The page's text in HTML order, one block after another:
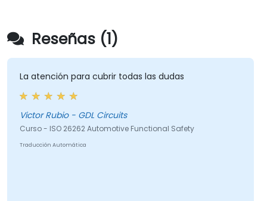
Reseñas (1)
La atención para cubrir todas las dudas
Victor Rubio - GDL Circuits
Curso - ISO 26262 Automotive Functional Safety
Traducción Automática